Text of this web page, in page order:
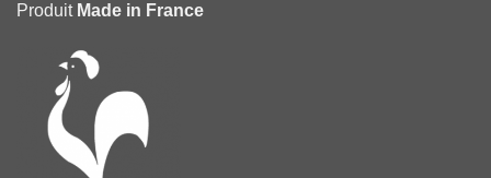
Produit Made in France